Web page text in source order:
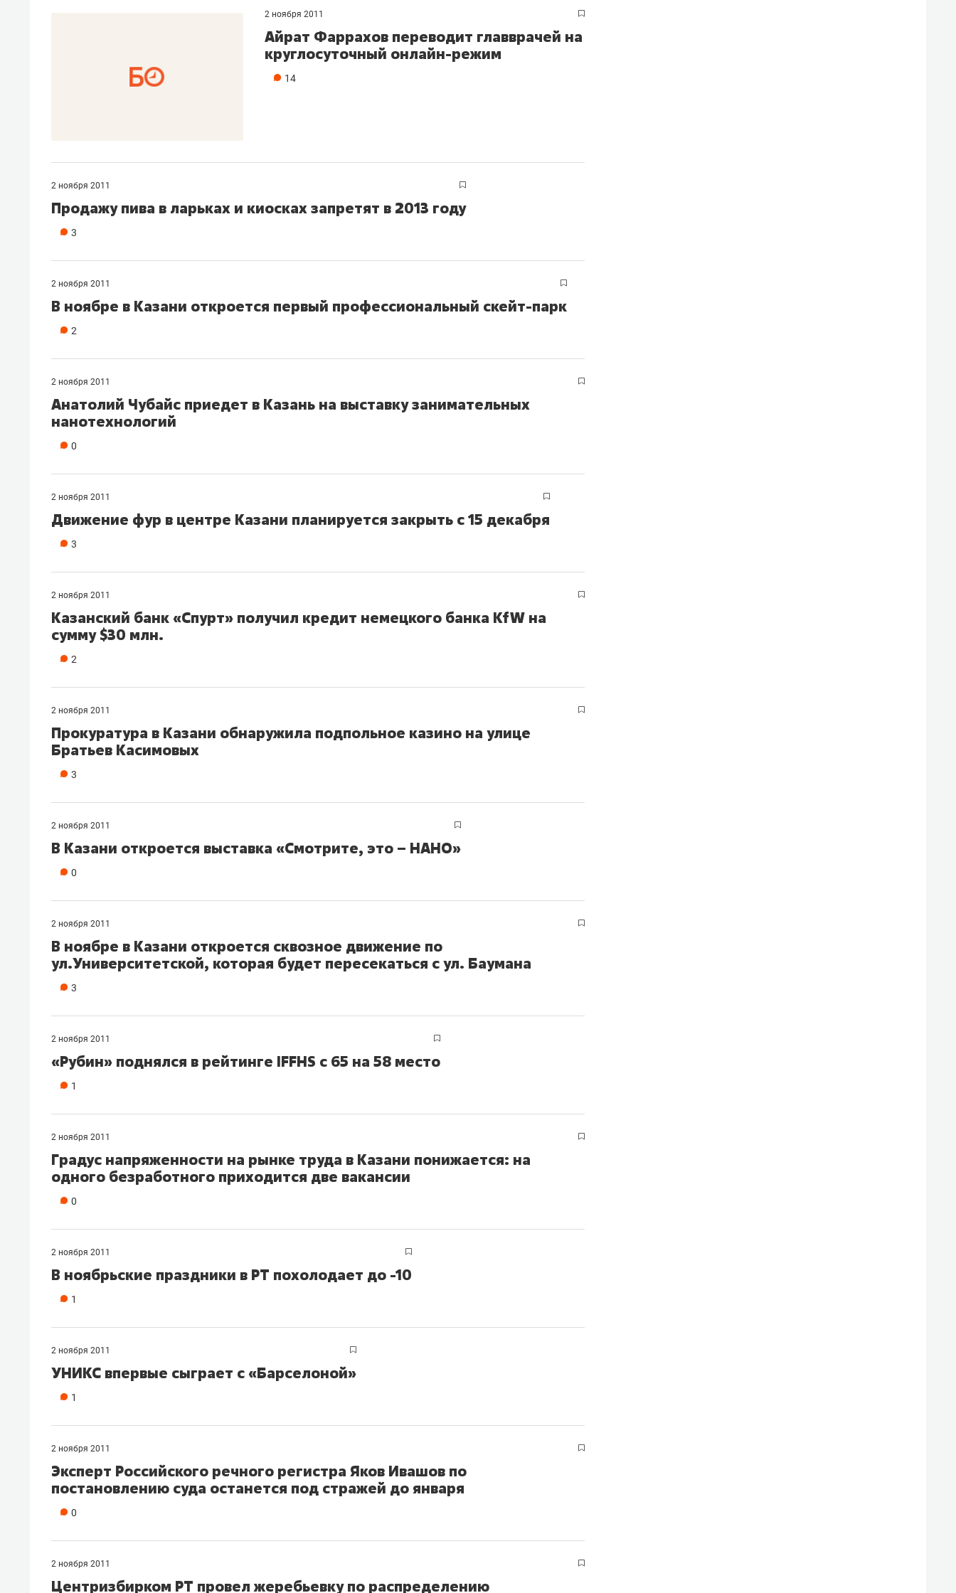
2 ноября 2011
Айрат Фаррахов переводит главврачей на
круглосуточный онлайн-режим
14
2 ноября 2011
Продажу пива в ларьках и киосках запретят в 2013 году
3
2 ноября 2011
В ноябре в Казани откроется первый профессиональный скейт-парк
2
2 ноября 2011
Анатолий Чубайс приедет в Казань на выставку занимательных
нанотехнологий
0
2 ноября 2011
Движение фур в центре Казани планируется закрыть с 15 декабря
3
2 ноября 2011
Казанский банк «Спурт» получил кредит немецкого банка KfW на
сумму $30 млн.
2
2 ноября 2011
Прокуратура в Казани обнаружила подпольное казино на улице
Братьев Касимовых
3
2 ноября 2011
В Казани откроется выставка «Смотрите, это – НАНО»
0
2 ноября 2011
В ноябре в Казани откроется сквозное движение по
ул.Университетской, которая будет пересекаться с ул. Баумана
3
2 ноября 2011
«Рубин» поднялся в рейтинге IFFHS с 65 на 58 место
1
2 ноября 2011
Градус напряженности на рынке труда в Казани понижается: на
одного безработного приходится две вакансии
0
2 ноября 2011
В ноябрьские праздники в РТ похолодает до -10
1
2 ноября 2011
УНИКС впервые сыграет с «Барселоной»
1
2 ноября 2011
Эксперт Российского речного регистра Яков Ивашов по
постановлению суда останется под стражей до января
0
2 ноября 2011
Центризбирком РТ провел жеребьевку по распределению